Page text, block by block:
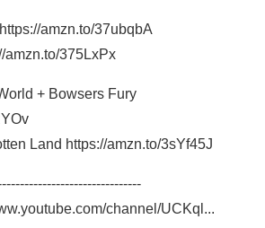
amzn.to/37ubqbA
amzn.to/375LxPx
+ Bowsers Fury
Land https://amzn.to/3sYf45J
channel/UCKql...